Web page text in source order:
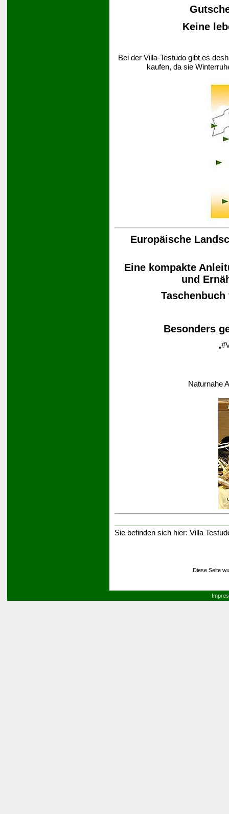
Keine
Bei der Villa-Testudo gibt es
kaufen, da sie
Europäische
Eine kompakte
und
Besonders
Naturnahe
Sie befinden sich hier: Villa
Diese Seite